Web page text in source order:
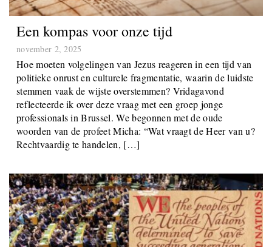
Een kompas voor onze tijd
november 2, 2025
Hoe moeten volgelingen van Jezus reageren in een tijd van
politieke onrust en culturele fragmentatie, waarin de luidste
stemmen vaak de wijste overstemmen? Vridagavond
reflecteerde ik over deze vraag met een groep jonge
professionals in Brussel. We begonnen met de oude
woorden van de profeet Micha: “Wat vraagt ​​de Heer van u?
Rechtvaardig te handelen, […]